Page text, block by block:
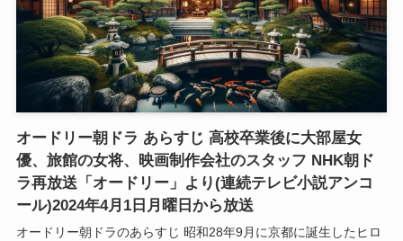
オードリー朝ドラ あらすじ 高校卒業後に大部屋女
優、旅館の女将、映画制作会社のスタッフ NHK朝ド
ラ再放送「オードリー」より(連続テレビ小説アンコ
ール)2024年4月1日月曜日から放送
オードリー朝ドラのあらすじ 昭和28年9月に京都に誕生したヒロ